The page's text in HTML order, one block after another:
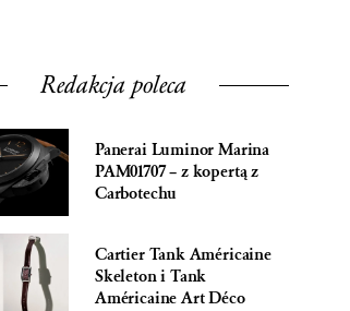
Redakcja poleca
Panerai Luminor Marina
PAM01707 – z kopertą z
Carbotechu
Cartier Tank Américaine
Skeleton i Tank
Américaine Art Déco